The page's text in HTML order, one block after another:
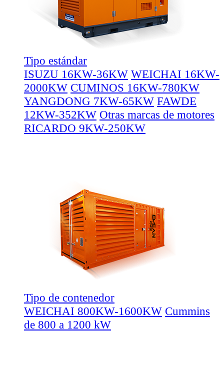
Tipo estándar
ISUZU 16KW-36KW WEICHAI 16KW-
2000KW CUMINOS 16KW-780KW
YANGDONG 7KW-65KW FAWDE
12KW-352KW Otras marcas de motores
RICARDO 9KW-250KW
Tipo de contenedor
WEICHAI 800KW-1600KW Cummins
de 800 a 1200 kW